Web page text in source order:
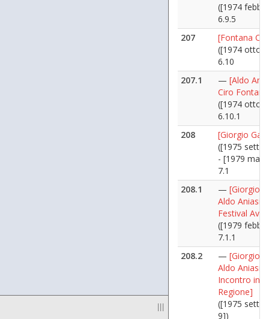
|||
([1974
6.9.5
207
[Fontana
([1974
6.10
207.1
— [Aldo
Ciro
([1974
6.10.1
208
[Giorgio
([1975
- [1979
7.1
208.1
— [Giorgio
Aldo Aniasi al
Festival
([1979
7.1.1
208.2
— [Giorgio
Aldo Aniasi -
Incontro in
Regione]
([1975
9])